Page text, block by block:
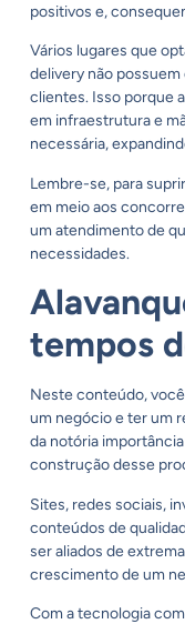
positivos e,
Vários lugares que
delivery não
clientes. Isso porque
em infraestrutura e
necessária,
Lembre-se, para
em meio aos
um atendimento de
necessidades.
tempos
Neste conteúdo,
um negócio e ter um
da notória
construção desse
Sites, redes sociais,
conteúdos de
ser aliados de
crescimento de um
Com a tecnologia